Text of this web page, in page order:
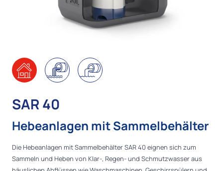
SAR 40
Hebeanlagen mit Sammelbehälter
Die Hebeanlagen mit Sammelbehälter SAR 40 eignen sich zum
Sammeln und Heben von Klar-, Regen- und Schmutzwasser aus